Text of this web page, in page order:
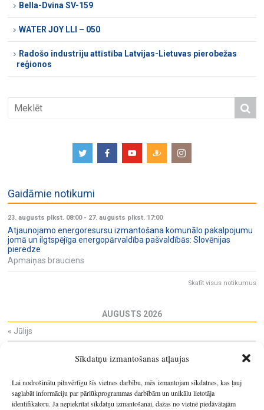
Sīkdatņu izmantošanas atļaujas
Lai nodrošinātu pilnvērtīgu šīs vietnes darbību, mēs izmantojam sīkdatnes, kas ļauj
saglabāt informāciju par pārlūkprogrammas darbībām un unikālu lietotāja
identifikatoru. Ja nepiekrītat sīkdatņu izmantošanai, dažas no vietnē piedāvātajām
Bella-Dvina SV-159
WATER JOY LLI – 050
Radošo industriju attīstība Latvijas-Lietuvas pierobežas
reģionos
Gaidāmie notikumi
23. augusts plkst. 08:00- 27. augusts plkst. 17:00
Atjaunojamo energoresursu izmantošana komunālo pakalpojumu
jomā un ilgtspējīga energopārvaldība pašvaldībās: Slovēnijas
pieredze
Apmaiņas brauciens
Skatīt visus notikumus
AUGUSTS 2026
« Jūlijs
29 30 31 1
10
11 12 13 14 15
17
18 19 20 21 22 23